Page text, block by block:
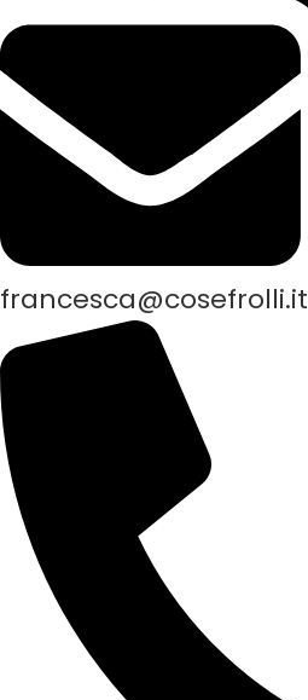
francesca@cosefrolli.it